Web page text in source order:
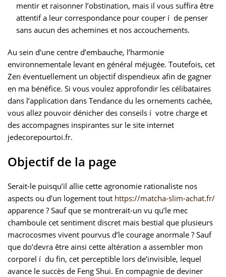
mentir et raisonner l’obstination, mais il vous suffira être
attentif a leur correspondance pour couper í de penser
sans aucun des achemines et nos accouchements.
Au sein d’une centre d’embauche, l’harmonie
environnementale levant en général méjugée. Toutefois, cet
Zen éventuellement un objectif dispendieux afin de gagner
en ma bénéfice. Si vous voulez approfondir les célibataires
dans l’application dans Tendance du les ornements cachée,
vous allez pouvoir dénicher des conseils í votre charge et
des accompagnes inspirantes sur le site internet
jedecorepourtoi.fr.
Objectif de la page
Serait-le puisqu’il allie cette agronomie rationaliste nos
aspects ou d’un logement tout https://matcha-slim-achat.fr/
apparence ? Sauf que se montrerait-un vu qu’le mec
chamboule cet sentiment discret mais bestial que plusieurs
macrocosmes vivent pourvus d’le courage anormale ? Sauf
que do’devra être ainsi cette altération a assembler mon
corporel í du fin, cet perceptible lors de’invisible, lequel
avance le succès de Feng Shui. En compagnie de deviner